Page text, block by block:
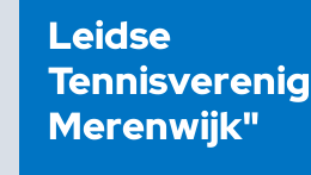
Leidse
Merenwijk"